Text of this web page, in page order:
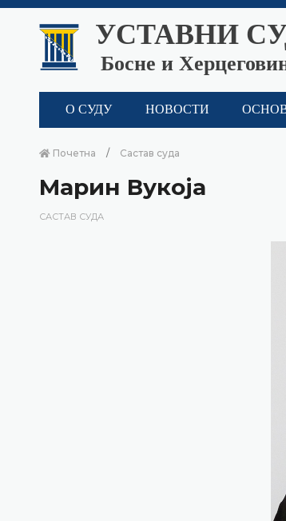
УСТАВНИ
Босне и
О СУДУ НОВОСТИ
Почетна Састав суда
Марин Вукоја
САСТАВ СУДА